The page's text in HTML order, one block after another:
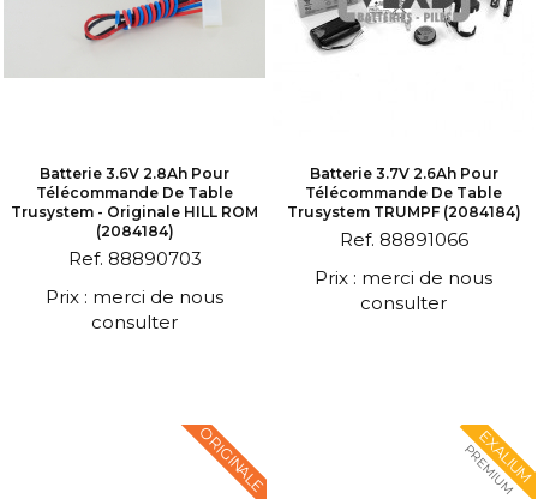
Batterie 3.6V 2.8Ah Pour
Télécommande De Table
Trusystem - Originale HILL ROM
(2084184)
Ref. 88890703
Prix : merci de nous
consulter
Batterie 3.7V 2.6Ah Pour
Télécommande De Table
Trusystem TRUMPF (2084184)
Ref. 88891066
Prix : merci de nous
consulter
ORIGINALE EXALIUM
PREMIUM